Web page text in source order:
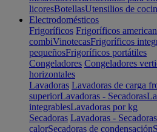
licoresBotellasUtensilios de
Electrodomésticos
Frigoríficos Frigoríficos
combiVinotecasFrigoríficos
pequeñosFrigoríficos portátiles
Congeladores Congeladores
horizontales
Lavadoras Lavadoras de carga
superiorLavadoras - Secadoras
integrablesLavadoras por kg
Secadoras Lavadoras - Secadoras
calorSecadoras de condensación